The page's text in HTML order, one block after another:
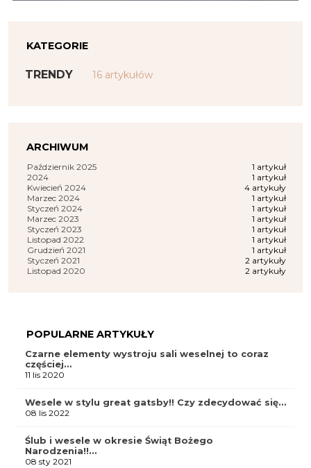
KATEGORIE
TRENDY 16 artykułów
ARCHIWUM
1 artykuł
Październik 2025
1 artykuł
2024
4 artykuły
Kwiecień 2024
1 artykuł
Marzec 2024
1 artykuł
Styczeń 2024
1 artykuł
Marzec 2023
1 artykuł
Styczeń 2023
1 artykuł
Listopad 2022
1 artykuł
Grudzień 2021
2 artykuły
Styczeń 2021
2 artykuły
Listopad 2020
POPULARNE ARTYKUŁY
Czarne elementy wystroju sali weselnej to coraz
częściej…
11 lis 2020
Wesele w stylu great gatsby!! Czy zdecydować się…
08 lis 2022
Ślub i wesele w okresie Świąt Bożego
Narodzenia!!…
08 sty 2021